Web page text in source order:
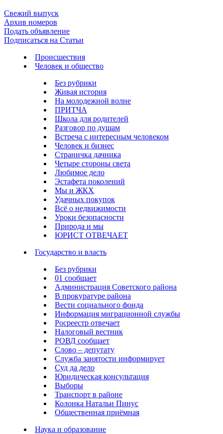
Свежий выпуск
Архив номеров
Подать объявление
Подписаться на Статьи
Происшествия
Человек и общество
Без рубрики
Живая история
На молодежной волне
ПРИТЧА
Школа для родителей
Разговор по душам
Встреча с интересным человеком
Человек и бизнес
Страничка дачника
Четыре стороны света
Любимое дело
Эстафета поколений
Мы и ЖКХ
Удачных покупок
Всё о недвижимости
Уроки безопасности
Природа и мы
ЮРИСТ ОТВЕЧАЕТ
Государство и власть
Без рубрики
01 сообщает
Администрация Советского района
В прокуратуре района
Вести социального фонда
Информация миграционной службы
Росреестр отвечает
Налоговый вестник
РОВД сообщает
Слово – депутату
Служба занятости информирует
Суд да дело
Юридическая консультация
Выборы
Транспорт в районе
Колонка Натальи Пинус
Общественная приёмная
Наука и образование